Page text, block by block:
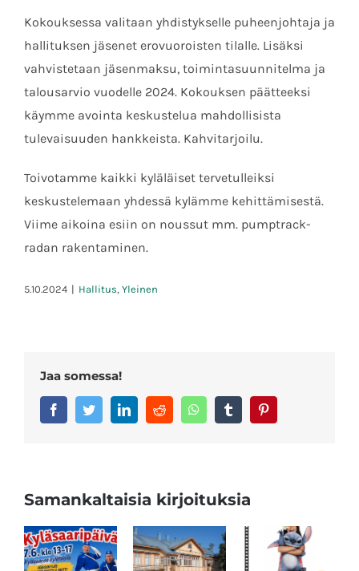
Kokouksessa valitaan yhdistykselle puheenjohtaja ja
hallituksen jäsenet erovuoroisten tilalle. Lisäksi
vahvistetaan jäsenmaksu, toimintasuunnitelma ja
talousarvio vuodelle 2024. Kokouksen päätteeksi
käymme avointa keskustelua mahdollisista
tulevaisuuden hankkeista. Kahvitarjoilu.
Toivotamme kaikki kyläläiset tervetulleiksi
keskustelemaan yhdessä kylämme kehittämisestä.
Viime aikoina esiin on noussut mm. pumptrack-
radan rakentaminen.
5.10.2024 | Hallitus, Yleinen
Jaa somessa!
FacebookTwitterLinkedInReddit WhatsappTumblr
Samankaltaisia kirjoituksia